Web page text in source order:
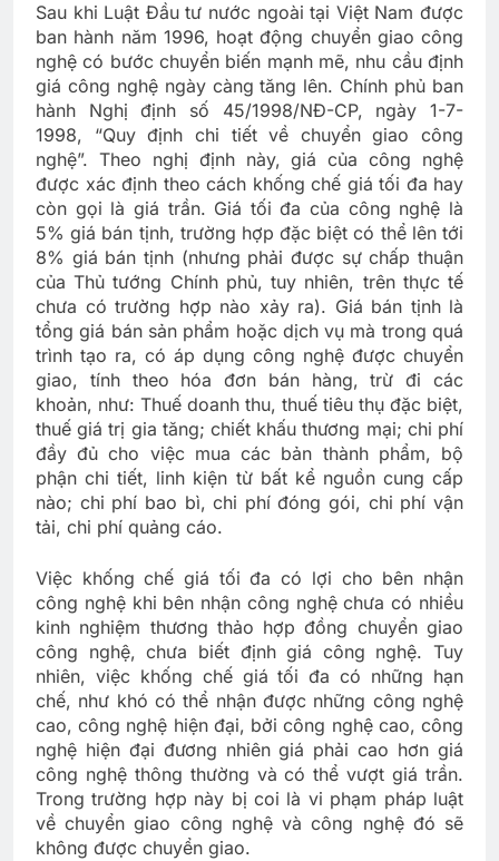
Sau khi Luật Đầu tư nước ngoài tại Việt Nam được
ban hành năm 1996, hoạt động chuyển giao công
nghệ có bước chuyển biến mạnh mẽ, nhu cầu định
giá công nghệ ngày càng tăng lên. Chính phủ ban
hành Nghị định số 45/1998/NĐ-CP, ngày 1-7-
1998, “Quy định chi tiết về chuyển giao công
nghệ”. Theo nghị định này, giá của công nghệ
được xác định theo cách khống chế giá tối đa hay
còn gọi là giá trần. Giá tối đa của công nghệ là
5% giá bán tịnh, trường hợp đặc biệt có thể lên tới
8% giá bán tịnh (nhưng phải được sự chấp thuận
của Thủ tướng Chính phủ, tuy nhiên, trên thực tế
chưa có trường hợp nào xảy ra). Giá bán tịnh là
tổng giá bán sản phẩm hoặc dịch vụ mà trong quá
trình tạo ra, có áp dụng công nghệ được chuyển
giao, tính theo hóa đơn bán hàng, trừ đi các
khoản, như: Thuế doanh thu, thuế tiêu thụ đặc biệt,
thuế giá trị gia tăng; chiết khấu thương mại; chi phí
đầy đủ cho việc mua các bản thành phẩm, bộ
phận chi tiết, linh kiện từ bất kể nguồn cung cấp
nào; chi phí bao bì, chi phí đóng gói, chi phí vận
tải, chi phí quảng cáo.
Việc khống chế giá tối đa có lợi cho bên nhận
công nghệ khi bên nhận công nghệ chưa có nhiều
kinh nghiệm thương thảo hợp đồng chuyển giao
công nghệ, chưa biết định giá công nghệ. Tuy
nhiên, việc khống chế giá tối đa có những hạn
chế, như khó có thể nhận được những công nghệ
cao, công nghệ hiện đại, bởi công nghệ cao, công
nghệ hiện đại đương nhiên giá phải cao hơn giá
công nghệ thông thường và có thể vượt giá trần.
Trong trường hợp này bị coi là vi phạm pháp luật
về chuyển giao công nghệ và công nghệ đó sẽ
không được chuyển giao.